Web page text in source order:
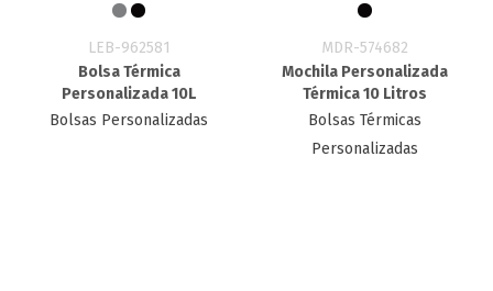
LEB-962581
Bolsa Térmica
Personalizada 10L
Bolsas Personalizadas
MDR-574682
Mochila Personalizada
Térmica 10 Litros
Bolsas Térmicas
Personalizadas